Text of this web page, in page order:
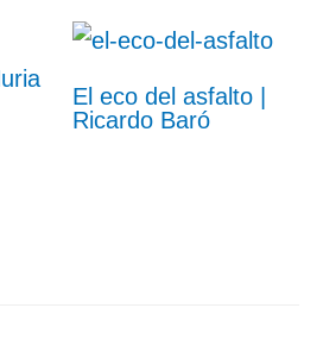
El eco del asfalto |
Ricardo Baró